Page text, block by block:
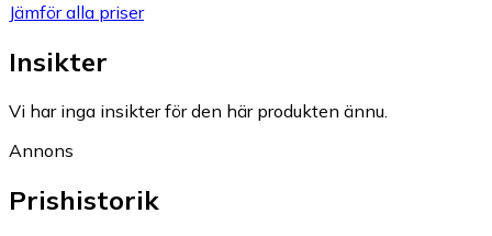
Jämför alla priser
Insikter
Vi har inga insikter för den här produkten ännu.
Annons
Prishistorik